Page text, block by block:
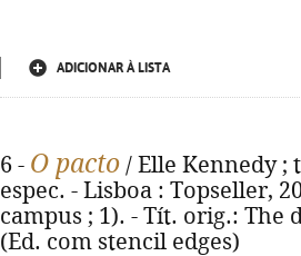
ADICIONAR À LISTA
6 - O pacto / Elle Kennedy ;
espec. - Lisboa : Topseller,
campus ; 1). - Tít. orig.: The
(Ed. com stencil edges)